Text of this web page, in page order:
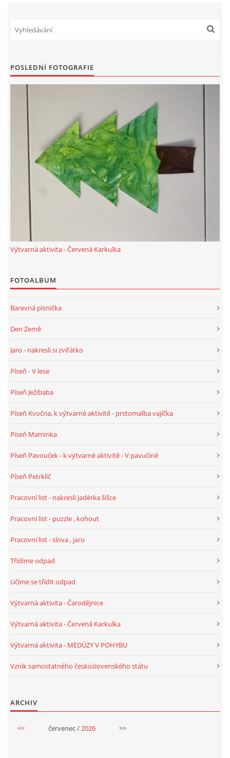
VZDĚLÁVACÍ BLOK DUBEN
VÝTVARNÉ TECHNIKY
VÝTVARNÉ POMŮCKY
VÝTVARNÉ AKTIVITY - JARO
VÝTVARNÉ AKTIVITY - LÉTO
VÝTVARNÉ AKTIVITY - PODZIM
HÁDANKY K TÉMATU JARO, LÉTO, PODZIM,ZIMA
BÁSNĚ K TÉMATU JARO
PÍSNĚ K TÉMATU LÉTO
POHYBOVÉ AKTIVITY NA TÉMA LÉTO
PÍSNĚ K TÉMATU PODZIM
BÁSNĚ K TÉMATU PODZIM
POHYBOVÉ AKTIVITY NA TÉMA PODZIM
PÍSNĚ K TÉMATU ZIMA
POHYBOVÉ AKTIVITY NA TÉMA ZIMA
POSLEDNÍ FOTOGRAFIE
Výtvarná aktivita - Červená Karkulka
FOTOALBUM
Barevná písnička
Den Země
Jaro - nakresli si zvířátko
Píseň - V lese
Píseň Ježibaba
Píseň Kvočna, k výtvarné aktivitě - prstomalba vajíčka
Píseň Maminka
Píseň Pavouček - k výtvarné aktivitě - V pavučině
Píseň Petrklíč
Pracovní list - nakresli jadérka šišce
Pracovní list - puzzle , kohout
Pracovní list - slova , jaro
Třídíme odpad
Učíme se třídit odpad
Výtvarná aktivita - Čarodějnice
Výtvarná aktivita - Červená Karkulka
Výtvarná aktivita - MEDÚZY V POHYBU
Vznik samostatného československého státu
ARCHIV
<< červenec /2026 >>